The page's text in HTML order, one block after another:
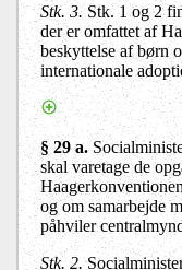
Stk. 3. Stk. 1 og 2
der er omfattet af
beskyttelse af børn
internationale
§ 29 a.
skal varetage de
og om samarbejde
påhviler
Stk. 2.